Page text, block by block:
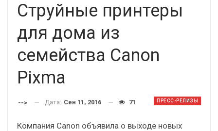
Струйные принтеры
для дома из
семейства Canon
Pixma
ПРЕСС-РЕЛИЗЫ
--> Дата: Сен 11, 2016 71
Компания Canon объявила о выходе новых